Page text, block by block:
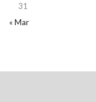
31
« Mar